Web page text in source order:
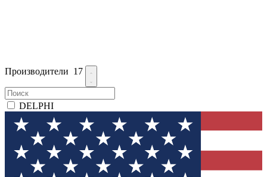
Производители 17
DELPHI